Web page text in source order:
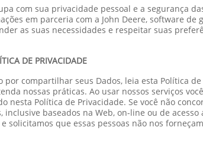
com sua privacidade pessoal e a segurança
em parceria com a John Deere, software
as suas necessidades e respeitar suas
DE PRIVACIDADE
por compartilhar seus Dados, leia esta Política
nossas práticas. Ao usar nossos serviços
nesta Política de Privacidade. Se você não
inclusive baseados na Web, on-line ou de
solicitamos que essas pessoas não nos